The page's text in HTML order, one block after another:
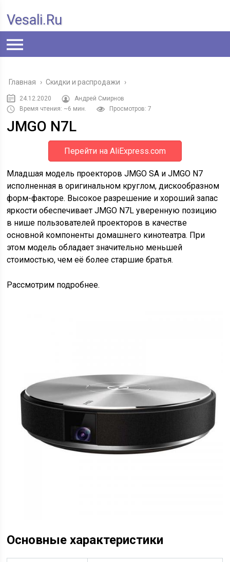
Vesali.ru
Главная › Скидки и распродажи ›
24.12.2020
Андрей Смирнов
Время чтения: ~6 мин.
Просмотров: 7
JMGO N7L
Перейти на AliExpress.com
Младшая модель проекторов JMGO SA и JMGO N7
исполненная в оригинальном круглом, дискообразном
форм-факторе. Высокое разрешение и хороший запас
яркости обеспечивает JMGO N7L уверенную позицию
в нише пользователей проекторов в качестве
основной компоненты домашнего кинотеатра. При
этом модель обладает значительно меньшей
стоимостью, чем её более старшие братья.
Рассмотрим подробнее.
Основные характеристики